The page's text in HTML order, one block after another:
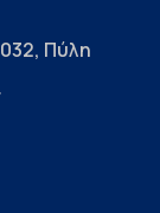
Πύλη